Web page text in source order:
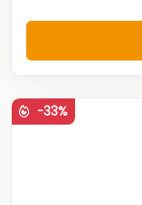
-33%